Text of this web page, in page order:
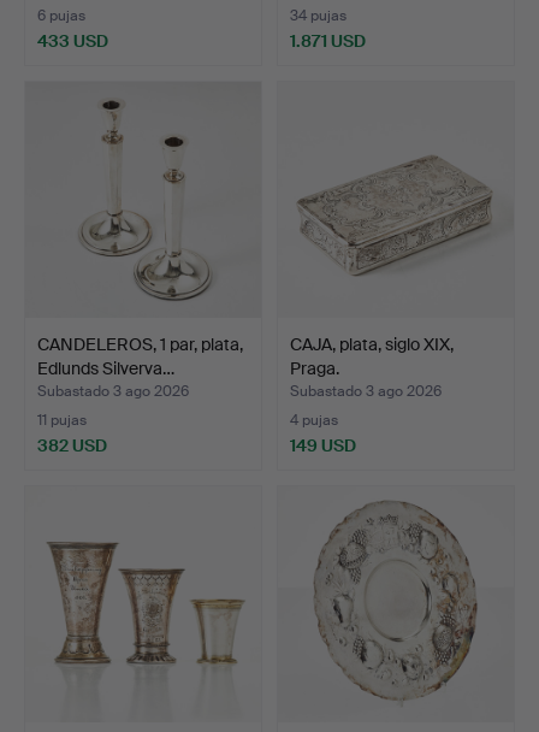
6 pujas
433 USD
34 pujas
1.871 USD
CANDELEROS, 1 par, plata,
Edlunds Silverva…
Subastado 3 ago 2026
11 pujas
382 USD
CAJA, plata, siglo XIX,
Praga.
Subastado 3 ago 2026
4 pujas
149 USD